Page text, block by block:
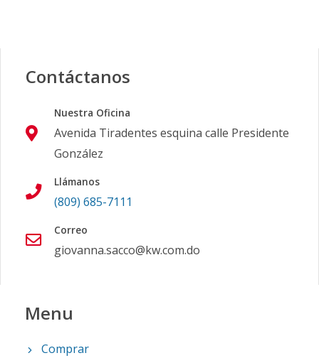
Contáctanos
Nuestra Oficina
Avenida Tiradentes esquina calle Presidente
González
Llámanos
(809) 685-7111
Correo
giovanna.sacco@kw.com.do
Menu
Comprar